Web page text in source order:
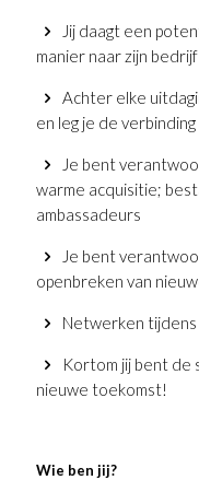
Jij daagt een
manier naar zijn
Achter elke
en leg je de verbinding
Je bent
warme acquisitie;
ambassadeurs
Je bent
openbreken van
Netwerken tijdens
Kortom jij bent de
nieuwe toekomst!
Wie ben jij?